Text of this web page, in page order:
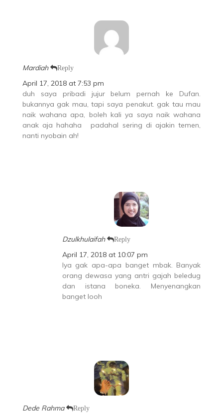
Mardiah Reply
April 17, 2018 at 7:53 pm
duh saya pribadi jujur belum pernah ke Dufan.
bukannya gak mau, tapi saya penakut. gak tau mau
naik wahana apa, boleh kali ya saya naik wahana
anak aja hahaha
padahal sering di ajakin temen,
nanti nyobain ah!
Dzulkhulaifah Reply
April 17, 2018 at 10:07 pm
Iya gak apa-apa banget mbak. Banyak
orang dewasa yang antri gajah beledug
dan istana boneka. Menyenangkan
banget looh
Dede Rahma Reply